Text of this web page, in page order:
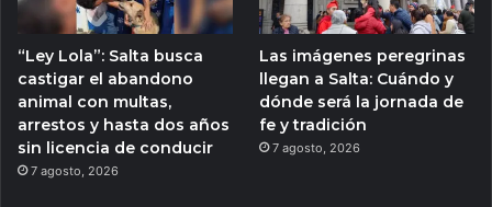
“Ley Lola”: Salta busca
castigar el abandono
animal con multas,
arrestos y hasta dos años
sin licencia de conducir
7 agosto, 2026
Las imágenes peregrinas
llegan a Salta: Cuándo y
dónde será la jornada de
fe y tradición
7 agosto, 2026